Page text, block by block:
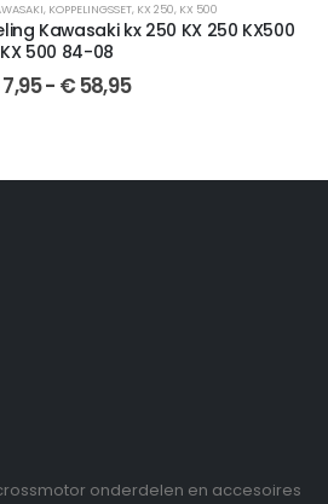
,ACHTER,YZ 125,WR 125,YZ 250,YZ 250F
, KOPPELINGSSET, KX 250, KX 500
Kawasaki kx 250 KX 250 KX500
KX 500 84-08
7,95- €58,95
onderdelen en accesoires